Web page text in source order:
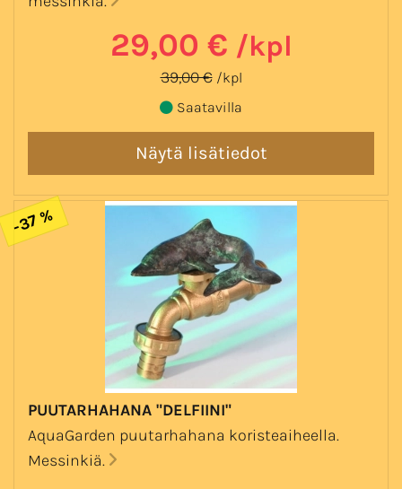
29,00 € /kpl
39,00 € /kpl
Saatavilla
-37 %
PUUTARHAHANA "DELFIINI"
AquaGarden puutarhahana koristeaiheella.
Messinkiä.